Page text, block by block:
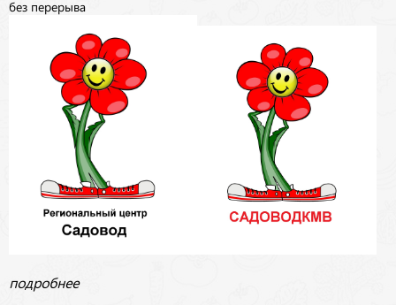
без перерыва
подробнее